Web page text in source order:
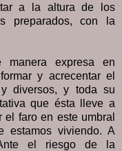
a la altura de los
preparados, con la
expresa en
y acrecentar el
diversos, y toda su
que ésta lleve a
faro en este umbral
estamos viviendo. A
el riesgo de la